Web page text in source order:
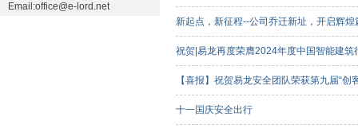
Email:office@e-lord.net
新起点，新征程--公司乔迁新址，开启辉
祝贺|易龙再度荣膺2024年度中国智能建
【喜报】祝贺易龙安全团队荣获第九届“
十一国庆安全出行